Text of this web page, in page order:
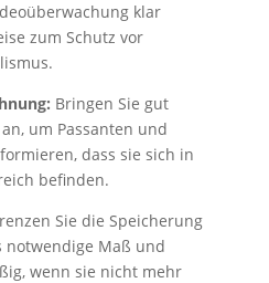
klar
zum Schutz vor
Bringen Sie gut
um Passanten und
dass sie sich in
befinden.
Sie die Speicherung
notwendige Maß und
wenn sie nicht mehr